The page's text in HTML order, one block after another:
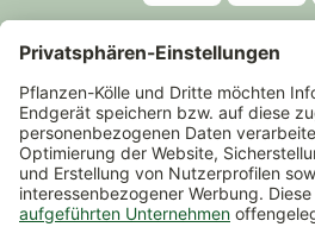
*Alle Preise inkl. gesetzlicher
Mindestbestellwert 14,90 €,
Events.